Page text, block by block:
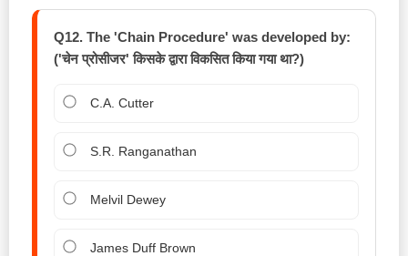
Q12. The 'Chain Procedure' was developed by:
('चेन प्रोसीजर' किसके द्वारा विकसित किया गया था?)
C.A. Cutter
S.R. Ranganathan
Melvil Dewey
James Duff Brown